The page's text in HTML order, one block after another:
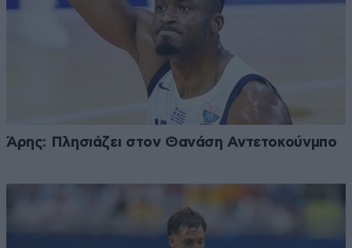
Άρης: Πλησιάζει στον Θανάση Αντετοκούνμπο